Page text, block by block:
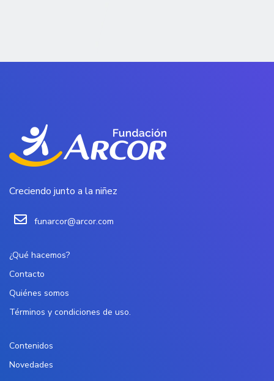
Creciendo junto a la niñez
funarcor@arcor.com
¿Qué hacemos?
Contacto
Quiénes somos
Términos y condiciones de uso.
Contenidos
Novedades